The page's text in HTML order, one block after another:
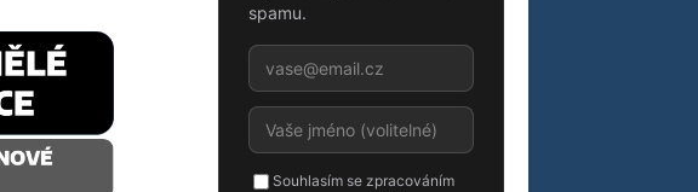
spamu.
Souhlasím se zpracováním